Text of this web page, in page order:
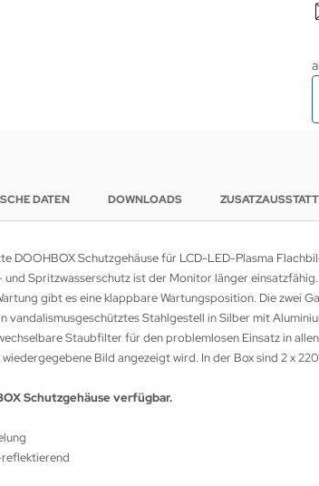
DATEN DOWNLOADS
DOOHBOX Schutzgehäuse für LCD-LED-Plasma
Spritzwasserschutz ist der Monitor länger
gibt es eine klappbare Wartungsposition. Die zwei
vandalismusgeschütztes Stahlgestell in Silber mit
Staubfilter für den problemlosen Einsatz in
Bild angezeigt wird. In der Box sind 2 x
Schutzgehäuse verfügbar.